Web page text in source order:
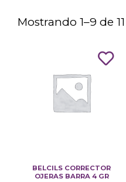
Mostrando 1–9 de
BELCILS CORRECTOR
OJERAS BARRA 4 GR